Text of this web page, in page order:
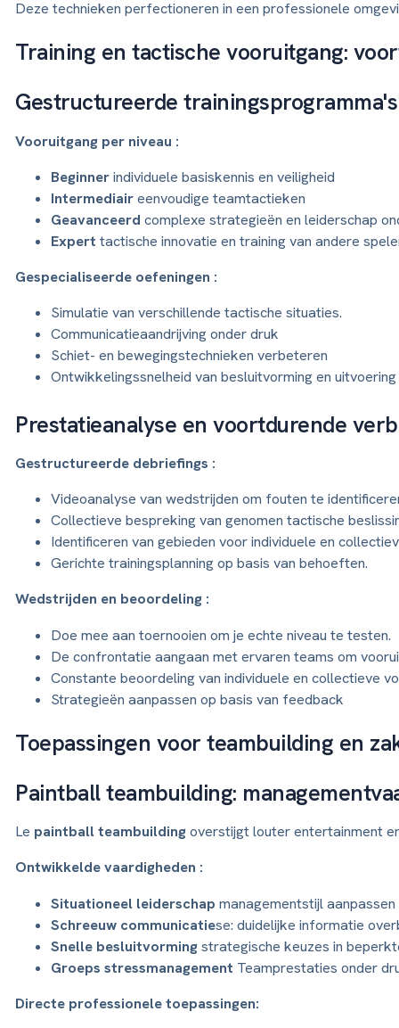
Deze technieken perfectioneren in een professionele
Training en tactische vooruitgang:
Gestructureerde trainingsprogramma's
Vooruitgang per niveau :
Beginnerindividuele basiskennis en veiligheid
Intermediaireenvoudige teamtactieken
Geavanceerd complexe strategieën en leiderschap
Expert tactische innovatie en training van andere
Gespecialiseerde oefeningen :
Simulatie van verschillende tactische situaties.
Communicatieaandrijving onder druk
Schiet- en bewegingstechnieken verbeteren
Ontwikkelingssnelheid van besluitvorming en uitvoering
Prestatieanalyse en voortdurende
Gestructureerde debriefings :
Videoanalyse van wedstrijden om fouten te
Collectieve bespreking van genomen tactische
Identificeren van gebieden voor individuele en
Gerichte trainingsplanning op basis van behoeften.
Wedstrijden en beoordeling :
Doe mee aan toernooien om je echte niveau te testen.
De confrontatie aangaan met ervaren teams om
Constante beoordeling van individuele en collectieve
Strategieën aanpassen op basis van feedback
Toepassingen voor teambuilding en
Paintball teambuilding:
Le paintball teambuildingoverstijgt louter entertainment
Ontwikkelde vaardigheden :
Situationeel leiderschap managementstijl
Schreeuw communicatiese: duidelijke informatie
Snelle besluitvormingstrategische keuzes in
Groeps stressmanagement Teamprestaties onder
Directe professionele toepassingen: